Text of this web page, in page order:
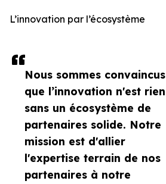
Nous sommes convaincus
que l’innovation n'est rien
sans un écosystème de
partenaires solide. Notre
mission est d'allier
l'expertise terrain de nos
partenaires à notre
L’innovation par l’écosystème